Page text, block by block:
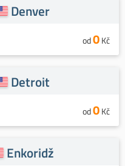
Denver
od0Kč
Detroit
od0Kč
Enkoridž